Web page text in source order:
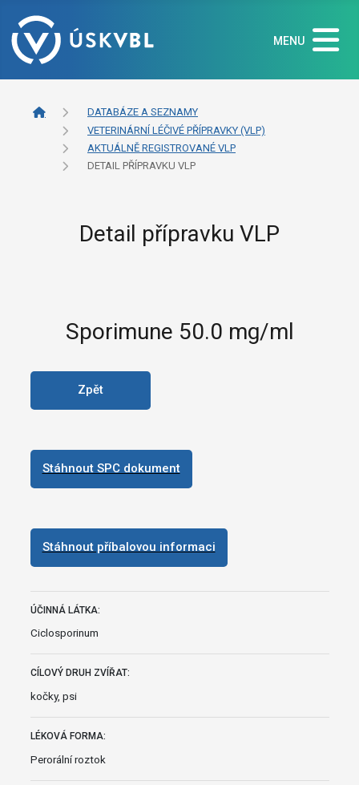
MENU
DATABÁZE A SEZNAMY
VETERINÁRNÍ LÉČIVÉ PŘÍPRAVKY (VLP)
AKTUÁLNĚ REGISTROVANÉ VLP
DETAIL PŘÍPRAVKU VLP
Detail přípravku VLP
Sporimune 50.0 mg/ml
Zpět
Stáhnout SPC dokument
Stáhnout příbalovou informaci
ÚČINNÁ LÁTKA:
Ciclosporinum
CÍLOVÝ DRUH ZVÍŘAT:
kočky, psi
LÉKOVÁ FORMA:
Perorální roztok